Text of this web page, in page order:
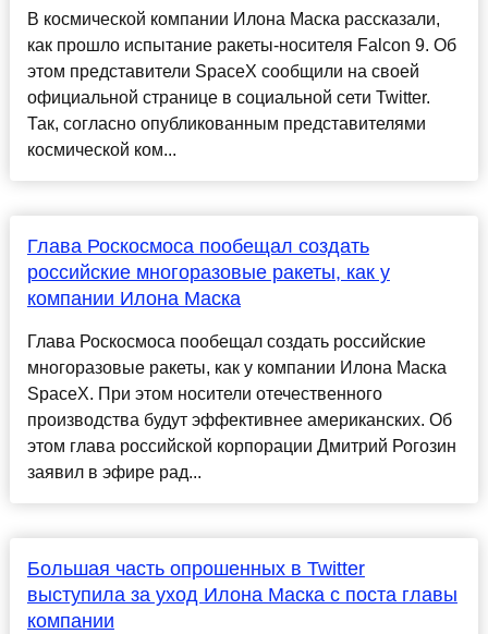
В космической компании Илона Маска рассказали,
как прошло испытание ракеты-носителя Falcon 9. Об
этом представители SpaceX сообщили на своей
официальной странице в социальной сети Twitter.
Так, согласно опубликованным представителями
космической ком...
Глава Роскосмоса пообещал создать
российские многоразовые ракеты, как у
компании Илона Маска
Глава Роскосмоса пообещал создать российские
многоразовые ракеты, как у компании Илона Маска
SpaceX. При этом носители отечественного
производства будут эффективнее американских. Об
этом глава российской корпорации Дмитрий Рогозин
заявил в эфире рад...
Большая часть опрошенных в Twitter
выступила за уход Илона Маска с поста главы
компании